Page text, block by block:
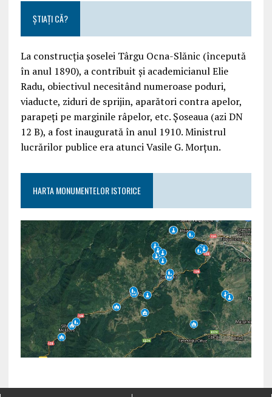
ȘTIAȚI CĂ?
La construcția șoselei Târgu Ocna-Slănic (începută
în anul 1890), a contribuit și academicianul Elie
Radu, obiectivul necesitând numeroase poduri,
viaducte, ziduri de sprijin, aparători contra apelor,
parapeți pe marginile râpelor, etc. Șoseaua (azi DN
12 B), a fost inaugurată în anul 1910. Ministrul
lucrărilor publice era atunci Vasile G. Morțun.
HARTA MONUMENTELOR ISTORICE